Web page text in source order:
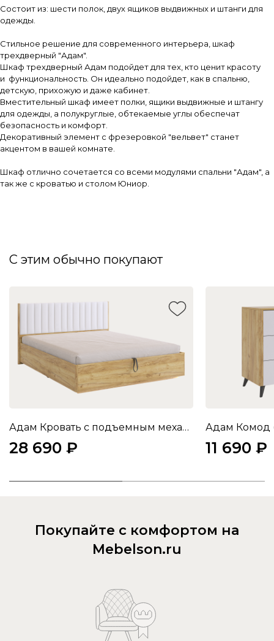
Состоит из: шести полок, двух ящиков выдвижных и штанги для
одежды.
Стильное решение для современного интерьера, шкаф
трехдверный "Адам".
Шкаф трехдверный Адам подойдет для тех, кто ценит красоту
и функциональность. Он идеально подойдет, как в спальню,
детскую, прихожую и даже кабинет.
Вместительный шкаф имеет полки, ящики выдвижные и штангу
для одежды, а полукруглые, обтекаемые углы обеспечат
безопасность и комфорт.
Декоративный элемент с фрезеровкой "вельвет" станет
акцентом в вашей комнате.
Шкаф отлично сочетается со всеми модулями спальни "Адам", а
так же с кроватью и столом Юниор.
С этим обычно покупают
Адам Кровать с подъемным механизмом 160х200 см (дуб крафт золотой/белоснежный (экокожа))
28 690 ₽ 11 690 ₽
Покупайте с комфортом на
Mebelson.ru